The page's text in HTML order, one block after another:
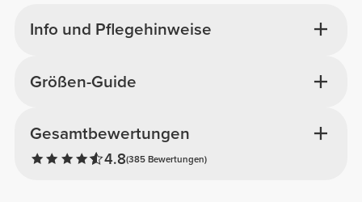
Info und Pflegehinweise
Gesamtbewertungen
4.8(385 Bewertungen)
Größen-Guide